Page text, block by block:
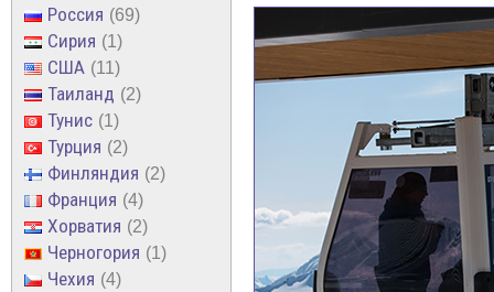
Россия 69
Сирия 1
США 11
Таиланд 2
Тунис 1
Турция 2
Финляндия 2
Франция 4
Хорватия 2
Черногория 1
Чехия 4